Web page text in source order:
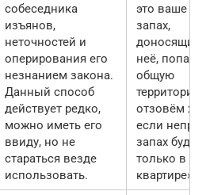
собеседника
изъянов,
неточностей и
оперирования его
незнанием закона.
Данный способ
действует редко,
можно иметь его
ввиду, но не
стараться везде
использовать.
это ваше
запах,
неё,
общую
отзовём
если
запах будет
только в
квартире»